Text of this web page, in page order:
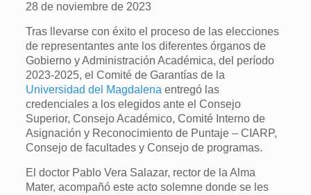
28 de noviembre de 2023
Tras llevarse con éxito el proceso de las elecciones
de representantes ante los diferentes órganos de
Gobierno y Administración Académica, del período
2023-2025, el Comité de Garantías de la
Universidad del Magdalena entregó las
credenciales a los elegidos ante el Consejo
Superior, Consejo Académico, Comité Interno de
Asignación y Reconocimiento de Puntaje – CIARP,
Consejo de facultades y Consejo de programas.
El doctor Pablo Vera Salazar, rector de la Alma
Mater, acompañó este acto solemne donde se les